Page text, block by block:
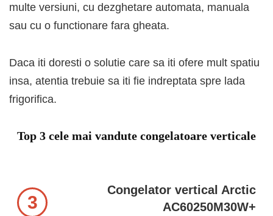
multe versiuni, cu dezghetare automata, manuala
sau cu o functionare fara gheata.
Daca iti doresti o solutie care sa iti ofere mult spatiu
insa, atentia trebuie sa iti fie indreptata spre lada
frigorifica.
Top 3 cele mai vandute congelatoare verticale
3
Congelator vertical Arctic
AC60250M30W+